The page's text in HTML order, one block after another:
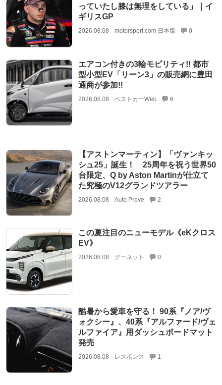
っていたし膝は無理をしている」｜イ
ギリスGP
2026.08.08 motorsport.com 日本版 0
エアコン付きの3輪モビリティ!! 都市
型小型EV「リーン3」の販売網に豊田
通商が参加!!
2026.08.08 ベストカーWeb 6
【アストンマーティン】「ヴァンキッ
シュ25」誕生！ 25周年を祝う世界50
台限定、Q by Aston Martinが仕立て
た究極のV12グランドツアラー
2026.08.08 Auto Prove 2
この夏注目のニューモデル《eKクロス
EV》
2026.08.08 グーネット 0
酷暑から愛車を守る！ 90系『ノア/ヴ
ォクシー』、40系『アルファード/ヴェ
ルファイア』用ダッシュボードマット
発売
2026.08.08 レスポンス 1